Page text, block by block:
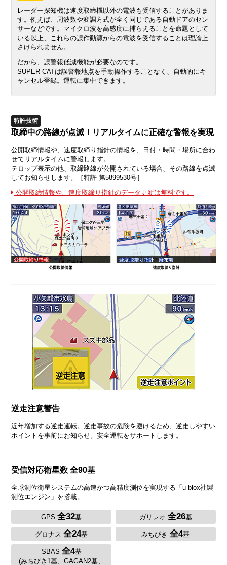
レーダー探知機は速度取締機以外の電波も受信することがありま
す。例えば、周波数や変調方式が全く同じである自動ドアのセン
サーなどです。マイクロ波を高感度に捕らえることを命題として
いる以上、これらの誤作動源からの電波を受信することは理論上
さけられません。
だから、誤警報低減機能が必要なのです。
SUPER CATは誤警報地点を手動操作することなく、自動的にキ
ャンセル登録。運転に集中できます。
特許技術
取締中の路線が点滅！リアルタイムに正確な警報を実現
公開取締情報や、速度取締り指針の情報を、日付・時間・場所に合わ
せてリアルタイムに警報します。
テロップ表示の他、取締路線が公開されている場合、その路線を点滅
してお知らせします。［特許 第5899530号］
公開取締情報や、速度取締り指針のデータ更新は無料です。
逆走注意警告
近年増加する逆走運転。逆走事故の危険を避けるため、逆走しやすい
ポイントを事前にお知らせ。安全運転をサポートします。
受信対応衛星数 全90基
全球測位衛星システムの高速かつ高精度測位を実現する「u-blox社製
測位エンジン」を搭載。
GPS全32基 ガリレオ 全26基
グロナス全24基 みちびき全4基
SBAS 全4基
(みちびき1基、GAGAN2基、